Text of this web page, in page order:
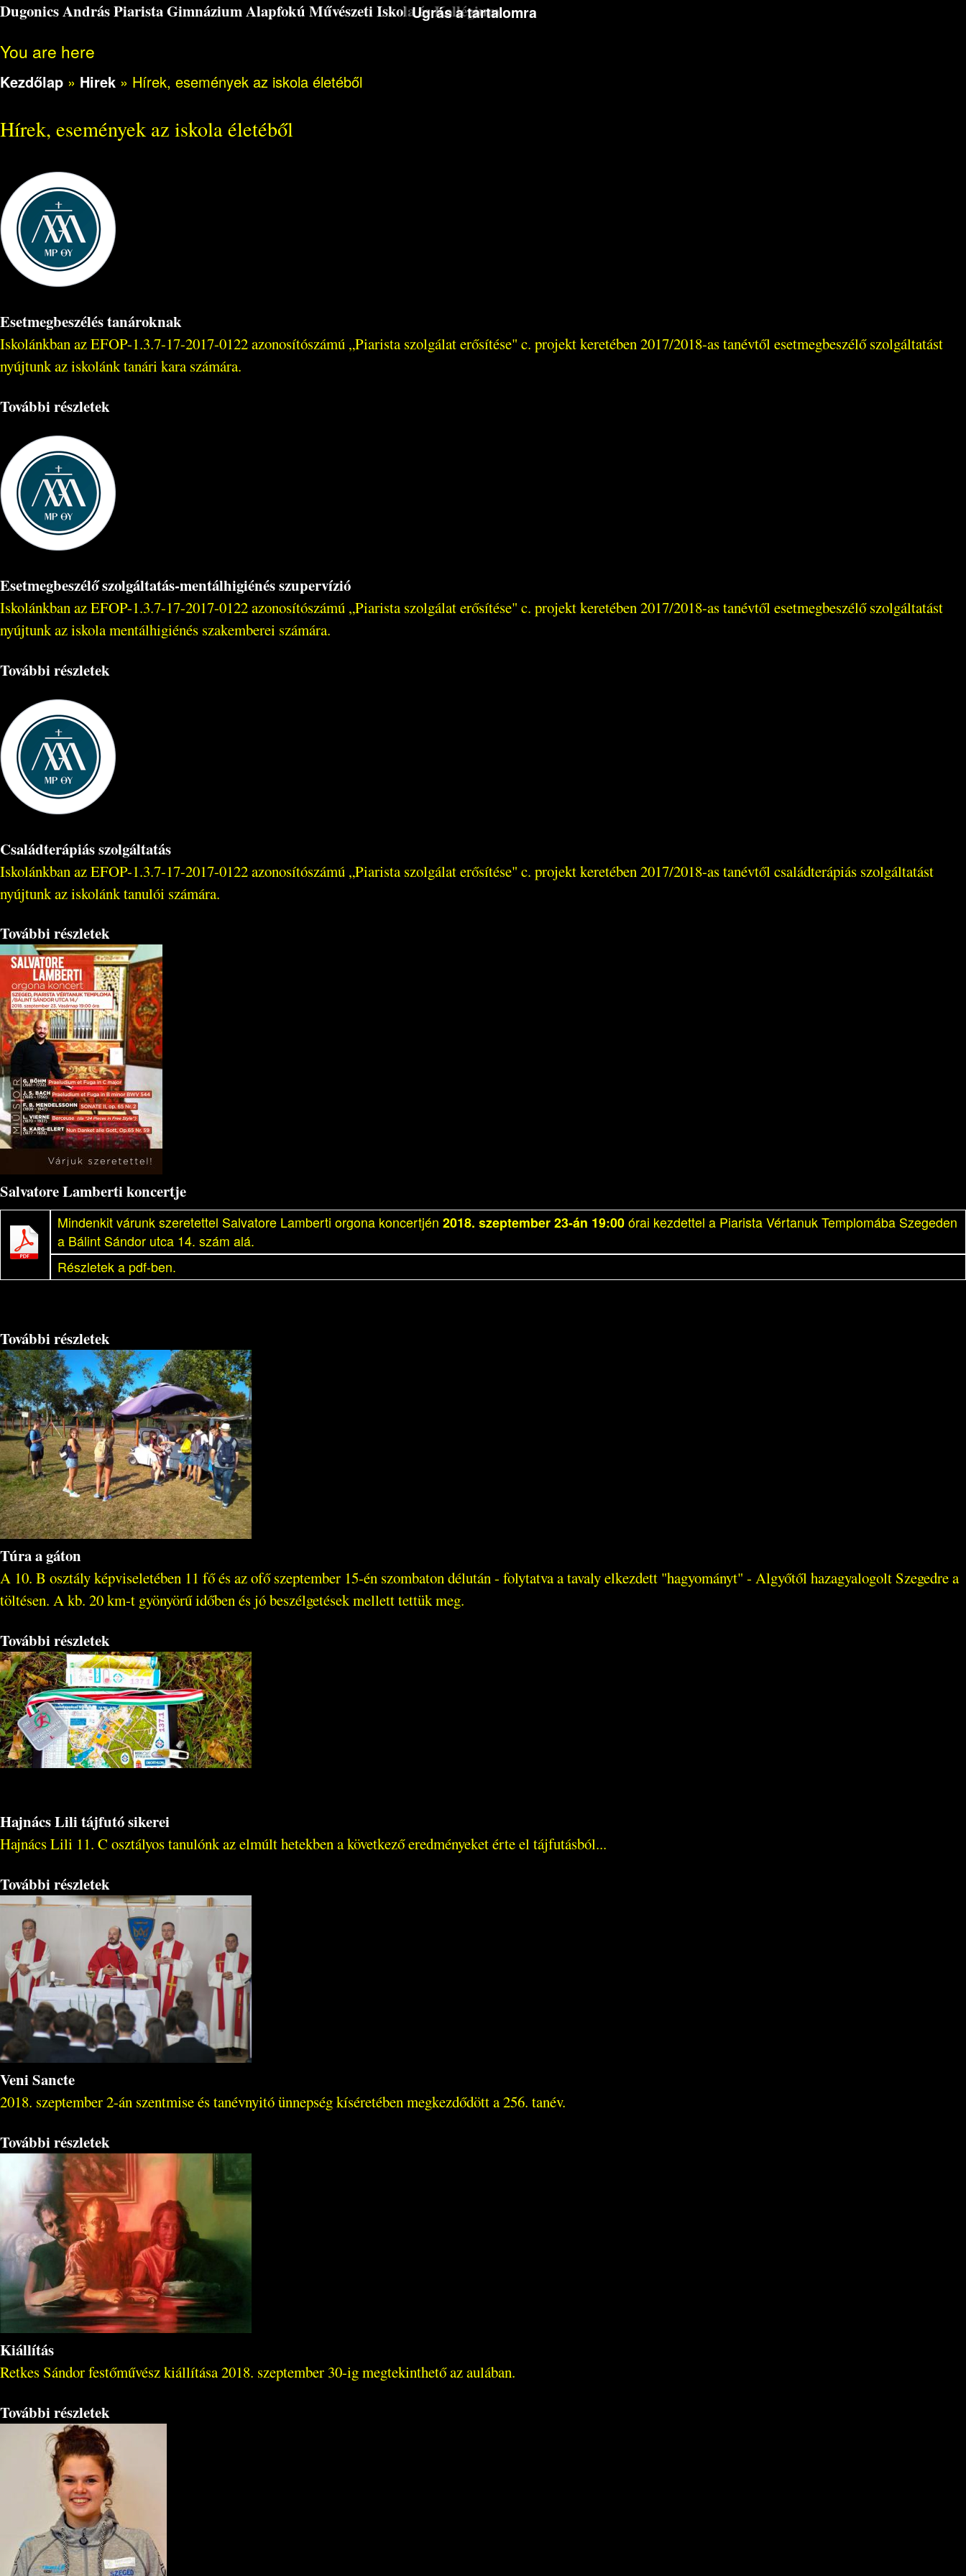
Ugrás a tartalomra
Dugonics András Piarista Gimnázium Alapfokú Művészeti Iskola és Kollégium
You are here
Kezdőlap » Hirek » Hírek, események az iskola életéből
Hírek, események az iskola életéből
Esetmegbeszélés tanároknak
Iskolánkban az EFOP-1.3.7-17-2017-0122 azonosítószámú „Piarista szolgálat erősítése" c. projekt keretében 2017/2018-as tanévtől esetmegbeszélő szolgáltatást
nyújtunk az iskolánk tanári kara számára.
További részletek
Esetmegbeszélő szolgáltatás-mentálhigiénés szupervízió
Iskolánkban az EFOP-1.3.7-17-2017-0122 azonosítószámú „Piarista szolgálat erősítése" c. projekt keretében 2017/2018-as tanévtől esetmegbeszélő szolgáltatást
nyújtunk az iskola mentálhigiénés szakemberei számára.
További részletek
Családterápiás szolgáltatás
Iskolánkban az EFOP-1.3.7-17-2017-0122 azonosítószámú „Piarista szolgálat erősítése" c. projekt keretében 2017/2018-as tanévtől családterápiás szolgáltatást
nyújtunk az iskolánk tanulói számára.
További részletek
Salvatore Lamberti koncertje
Mindenkit várunk szeretettel Salvatore Lamberti orgona koncertjén 2018. szeptember 23-án 19:00 órai kezdettel a Piarista Vértanuk Templomába Szegeden
a Bálint Sándor utca 14. szám alá.
Részletek a pdf-ben.
További részletek
Túra a gáton
A 10. B osztály képviseletében 11 fő és az ofő szeptember 15-én szombaton délután - folytatva a tavaly elkezdett "hagyományt" - Algyőtől hazagyalogolt Szegedre a
töltésen. A kb. 20 km-t gyönyörű időben és jó beszélgetések mellett tettük meg.
További részletek
Hajnács Lili tájfutó sikerei
Hajnács Lili 11. C osztályos tanulónk az elmúlt hetekben a következő eredményeket érte el tájfutásból...
További részletek
Veni Sancte
2018. szeptember 2-án szentmise és tanévnyitó ünnepség kíséretében megkezdődött a 256. tanév.
További részletek
Kiállítás
Retkes Sándor festőművész kiállítása 2018. szeptember 30-ig megtekinthető az aulában.
További részletek